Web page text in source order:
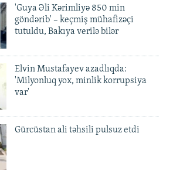
'Guya Əli Kərimliyə 850 min
göndərib' – keçmiş mühafizəçi
tutuldu, Bakıya verilə bilər
Elvin Mustafayev azadlıqda:
'Milyonluq yox, minlik korrupsiya
var'
Gürcüstan ali təhsili pulsuz etdi